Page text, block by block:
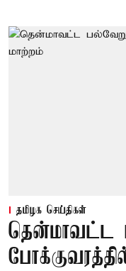
தமிழக செய்திகள்
தென்மாவட்ட